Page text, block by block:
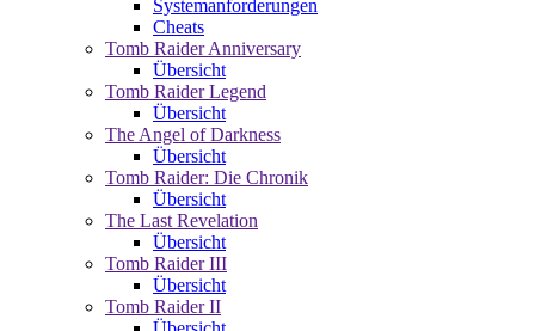
Systemanforderungen
Cheats
Tomb Raider Anniversary
Übersicht
Tomb Raider Legend
Übersicht
The Angel of Darkness
Übersicht
Tomb Raider: Die Chronik
Übersicht
The Last Revelation
Übersicht
Tomb Raider III
Übersicht
Tomb Raider II